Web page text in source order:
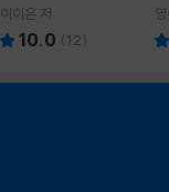
이이은 저
10.0 (12)